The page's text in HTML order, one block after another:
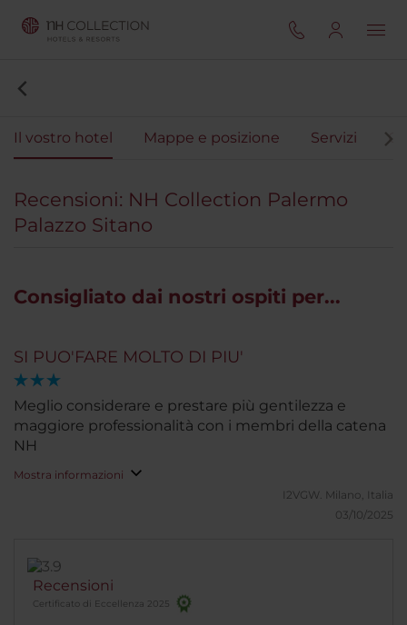
Il vostro hotel Mappe e posizione Servizi
Recensioni: NH Collection Palermo
Palazzo Sitano
Consigliato dai nostri ospiti per...
SI PUO'FARE MOLTO DI PIU'
Meglio considerare e prestare più gentilezza e
maggiore professionalità con i membri della catena
NH
Mostra informazioni
I2VGW. Milano, Italia
03/10/2025
Recensioni
Certificato di Eccellenza 2025